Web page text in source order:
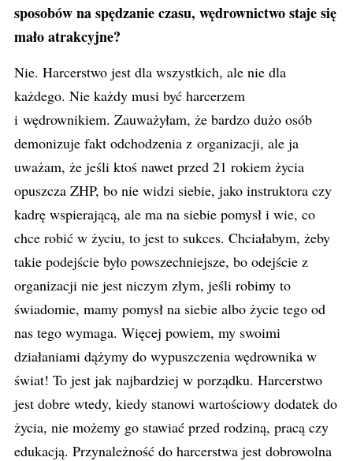
sposobów na spędzanie czasu, wędrownictwo staje się
mało atrakcyjne?
Nie. Harcerstwo jest dla wszystkich, ale nie dla
każdego. Nie każdy musi być harcerzem
i wędrownikiem. Zauważyłam, że bardzo dużo osób
demonizuje fakt odchodzenia z organizacji, ale ja
uważam, że jeśli ktoś nawet przed 21 rokiem życia
opuszcza ZHP, bo nie widzi siebie, jako instruktora czy
kadrę wspierającą, ale ma na siebie pomysł i wie, co
chce robić w życiu, to jest to sukces. Chciałabym, żeby
takie podejście było powszechniejsze, bo odejście z
organizacji nie jest niczym złym, jeśli robimy to
świadomie, mamy pomysł na siebie albo życie tego od
nas tego wymaga. Więcej powiem, my swoimi
działaniami dążymy do wypuszczenia wędrownika w
świat! To jest jak najbardziej w porządku. Harcerstwo
jest dobre wtedy, kiedy stanowi wartościowy dodatek do
życia, nie możemy go stawiać przed rodziną, pracą czy
edukacją. Przynależność do harcerstwa jest dobrowolna